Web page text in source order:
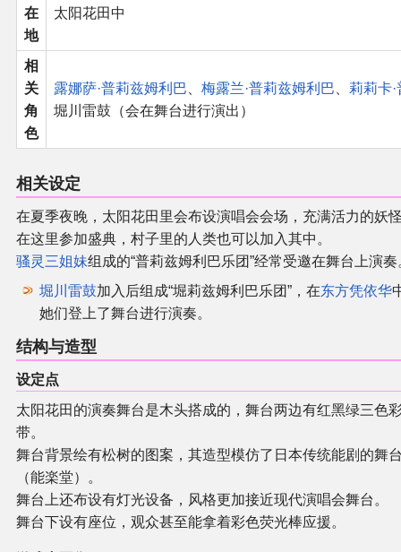
在
地
太阳花田中
相
关
角
色
露娜萨·普莉兹姆利巴 梅露兰·普莉兹姆利巴
莉莉卡
堀川雷鼓（会在舞台进行演出）
相关设定
在夏季夜晚，太阳花田里会布设演唱会会场，充满活力的妖
在这里参加盛典，村子里的人类也可以加入其中。
骚灵三姐妹组成的“普莉兹姆利巴乐团”经常受邀在舞台上演奏
堀川雷鼓加入后组成“堀莉兹姆利巴乐团”，在东方凭依华
她们登上了舞台进行演奏。
结构与造型
设定点
太阳花田的演奏舞台是木头搭成的，舞台两边有红黑绿三色
带。
舞台背景绘有松树的图案，其造型模仿了日本传统能剧的舞
（能楽堂）。
舞台上还布设有灯光设备，风格更加接近现代演唱会舞台。
舞台下设有座位，观众甚至能拿着彩色荧光棒应援。